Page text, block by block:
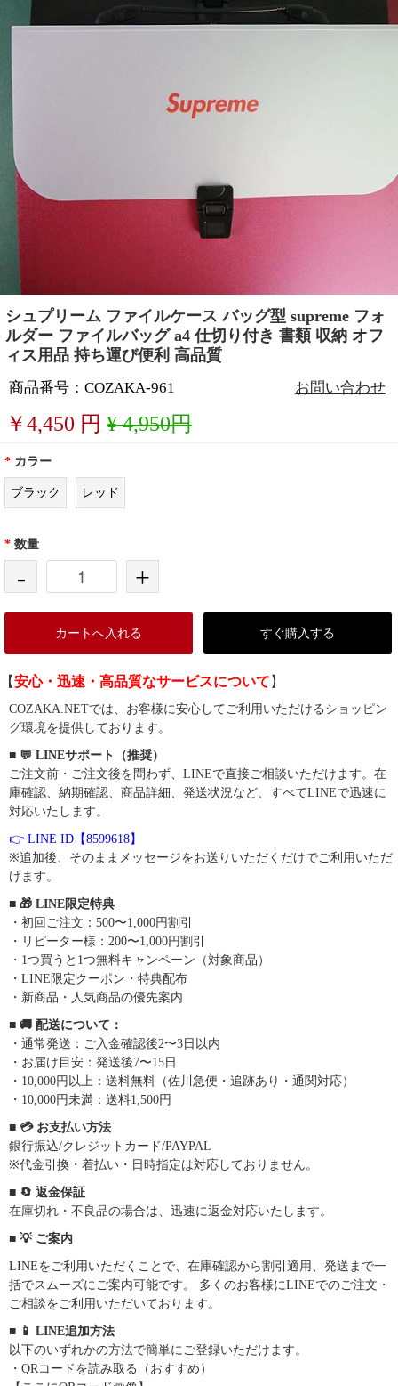
シュプリーム ファイルケース バッグ型 supreme フォ
ルダー ファイルバッグ a4 仕切り付き 書類 収納 オフ
ィス用品 持ち運び便利 高品質
商品番号：COZAKA-961 お問い合わせ
￥4,450 円 ¥ 4,950円
* カラー
ブラック レッド
* 数量
- +
カートへ入れる すぐ購入する
【安心・迅速・高品質なサービスについて 】
COZAKA.NETでは、お客様に安心してご利用いただけるショッピン
グ環境を提供しております。
■ 💬 LINEサポート（推奨）
ご注文前・ご注文後を問わず、LINEで直接ご相談いただけます。在
庫確認、納期確認、商品詳細、発送状況など、すべてLINEで迅速に
対応いたします。
👉 LINE ID【8599618】
※追加後、そのままメッセージをお送りいただくだけでご利用いただ
けます。
■ 🎁 LINE限定特典
・初回ご注文：500〜1,000円割引
・リピーター様：200〜1,000円割引
・1つ買うと1つ無料キャンペーン（対象商品）
・LINE限定クーポン・特典配布
・新商品・人気商品の優先案内
■ 🚚 配送について：
・通常発送：ご入金確認後2〜3日以内
・お届け目安：発送後7〜15日
・10,000円以上：送料無料（佐川急便・追跡あり・通関対応）
・10,000円未満：送料1,500円
■ 💳 お支払い方法
銀行振込/クレジットカード/PAYPAL
※代金引換・着払い・日時指定は対応しておりません。
■ 🔄 返金保証
在庫切れ・不良品の場合は、迅速に返金対応いたします。
■ 💡 ご案内
LINEをご利用いただくことで、在庫確認から割引適用、発送まで一
括でスムーズにご案内可能です。 多くのお客様にLINEでのご注文・
ご相談をご利用いただいております。
■ 📱 LINE追加方法
以下のいずれかの方法で簡単にご登録いただけます。
・QRコードを読み取る（おすすめ）